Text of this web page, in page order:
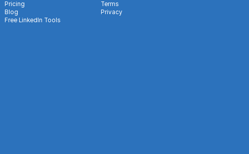
Pricing
Blog
Free LinkedIn Tools
Terms
Privacy